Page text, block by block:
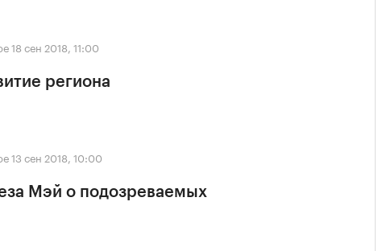
18 сен 2018, 11:00
региона
13 сен 2018, 10:00
Мэй о подозреваемых